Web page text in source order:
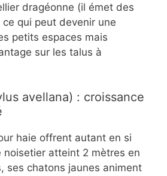
dragéonne (il émet des
qui peut devenir une
petits espaces mais
sur les talus à
avellana) : croissance
haie offrent autant en si
noisetier atteint 2 mètres en
ses chatons jaunes animent